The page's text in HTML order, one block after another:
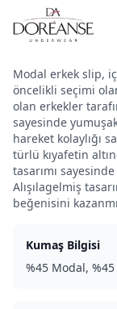
Modal erkek slip,
öncelikli seçimi
olan erkekler
sayesinde
hareket kolaylığı
türlü kıyafetin
tasarımı
Alışılagelmiş
beğenisini
Kumaş Bilgisi
%45 Modal,